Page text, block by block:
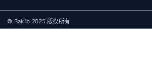
© Baklib 2025 版权所有